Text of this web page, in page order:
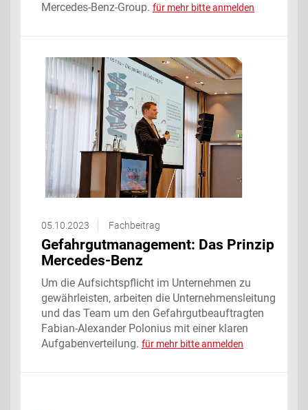
Mercedes-Benz-Group. für mehr bitte anmelden
05.10.2023 Fachbeitrag
Gefahrgutmanagement: Das Prinzip
Mercedes-Benz
Um die Aufsichtspflicht im Unternehmen zu
gewährleisten, arbeiten die Unternehmensleitung
und das Team um den Gefahrgutbeauftragten
Fabian-Alexander Polonius mit einer klaren
Aufgabenverteilung. für mehr bitte anmelden